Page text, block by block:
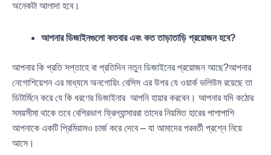
অনেকটা আলাদা হবে।
আপনার ডিজাইনগুলো কতবার এবং কত তাড়াতাড়ি প্রয়োজন হবে?
আপনার কি প্রতি সপ্তাহে বা প্রতিদিন নতুন ডিজাইনের প্রয়োজন আছে?আপনার
নেগোশিয়েশন এর মাধ্যমে অনগোয়িং বেসিস এর উপর যে ওয়ার্ক ভলিউম রয়েছে তা
ডিটার্মিনে করে যে কি ধরণের ডিজাইনার আপনি হায়ার করবেন। আপনার যদি কঠোর
সময়সীমা থাকে তবে বেশিরভাগ ফ্রিল্যান্সাররা তাদের নিয়মিত হারের পাশাপাশি
আপনাকে একটি প্রিমিয়ামও চার্জ করে দেবে – যা আমাদের পরবর্তী প্রশ্নে নিয়ে
আসে।